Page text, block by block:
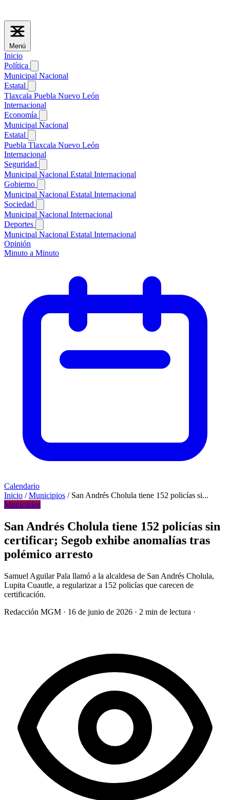
Menú
Inicio
Política
Municipal Nacional
Estatal
Tlaxcala Puebla Nuevo León
Internacional
Economía
Municipal Nacional
Estatal
Puebla Tlaxcala Nuevo León
Internacional
Seguridad
Municipal Nacional Estatal Internacional
Gobierno
Municipal Nacional Estatal Internacional
Sociedad
Municipal Nacional Internacional
Deportes
Municipal Nacional Estatal Internacional
Opinión
Minuto a Minuto
Calendario
Inicio / Municipios / San Andrés Cholula tiene 152 policías si...
Municipios
San Andrés Cholula tiene 152 policías sin
certificar; Segob exhibe anomalías tras
polémico arresto
Samuel Aguilar Pala llamó a la alcaldesa de San Andrés Cholula,
Lupita Cuautle, a regularizar a 152 policías que carecen de
certificación.
Redacción MGM · 16 de junio de 2026 · 2 min de lectura ·